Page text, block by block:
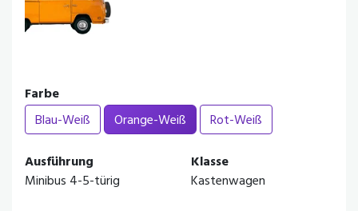
Farbe
Blau-Weiß
Orange-Weiß
Rot-Weiß
Ausführung
Minibus 4-5-türig
Klasse
Kastenwagen